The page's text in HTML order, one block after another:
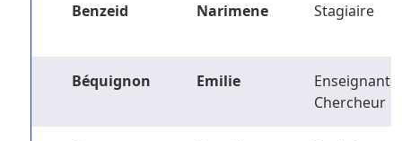
Benzeid Narimene Stagiaire
Béquignon Emilie
Enseignant-
Chercheur